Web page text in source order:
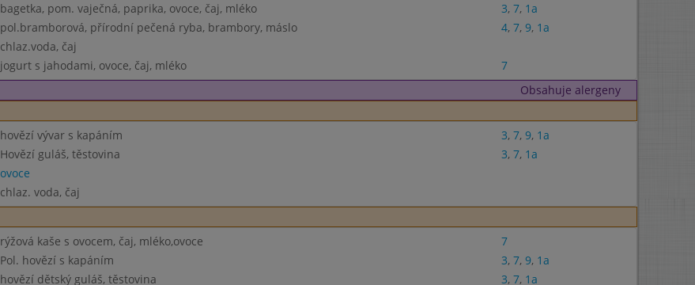
bagetka, pom. vaječná, paprika, ovoce, čaj, mléko 3, 7, 1a
pol.bramborová, přírodní pečená ryba, brambory, máslo 4, 7, 9, 1a
chlaz.voda, čaj
jogurt s jahodami, ovoce, čaj, mléko
7
Obsahuje alergeny
hovězí vývar s kapáním 3, 7, 9, 1a
Hovězí guláš, těstovina 3, 7, 1a
ovoce
chlaz. voda, čaj
rýžová kaše s ovocem, čaj, mléko,ovoce
7
Pol. hovězí s kapáním 3, 7, 9, 1a
hovězí dětský guláš, těstovina 3, 7, 1a